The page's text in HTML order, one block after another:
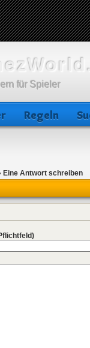
für Spieler
Regeln
Eine Antwort schreiben